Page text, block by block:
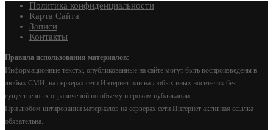
Политика конфиденциальности
Карта Сайта
Записи
Контакты
Правила использования материалов:
Информационные тексты, опубликованные на сайте могут быть воспроизведены в
любых СМИ, на серверах сети Интернет или на любых иных носителях без
существенных ограничений по объему и срокам публикации.
При любом цитировании материалов на серверах сети Интернет активная ссылка
обязательна.